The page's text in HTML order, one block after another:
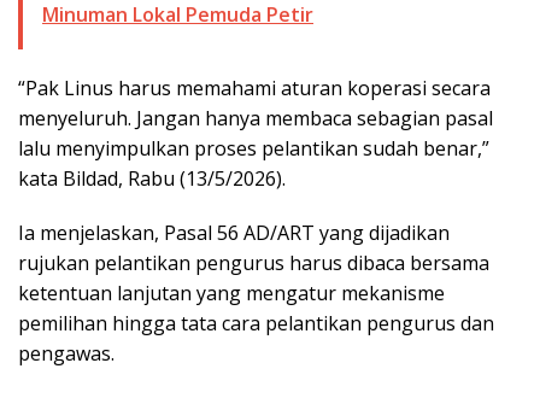
Minuman Lokal Pemuda Petir
“Pak Linus harus memahami aturan koperasi secara
menyeluruh. Jangan hanya membaca sebagian pasal
lalu menyimpulkan proses pelantikan sudah benar,”
kata Bildad, Rabu (13/5/2026).
Ia menjelaskan, Pasal 56 AD/ART yang dijadikan
rujukan pelantikan pengurus harus dibaca bersama
ketentuan lanjutan yang mengatur mekanisme
pemilihan hingga tata cara pelantikan pengurus dan
pengawas.